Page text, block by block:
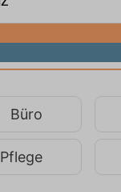
Büro
Pflege